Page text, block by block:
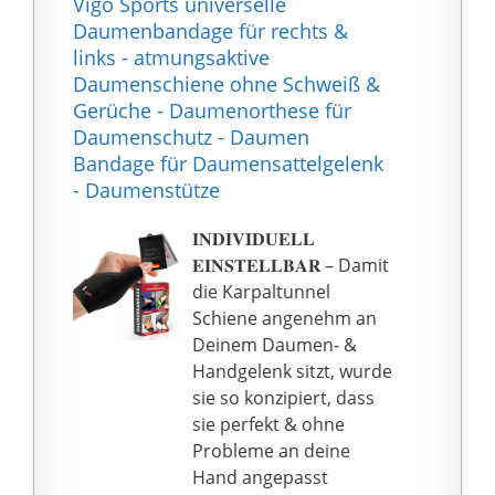
bequemer.
Bequem zu tragen:
Wenn Sie es mit
verschiedenen Arten
von Daumenstützen
verwenden, kann es die
direkte Reibung
reduzieren, so dass Sie
Perfekt für den
täglichen Gebrauch, wie
z.B. Kochen,
Handarbeit,
Gartenarbeit,
Volleyball, Basketball,
Tennis, Golf,
Badminton, Fitness,
Gewichtheben, Yoga,
und Aktivitäten im
den Daumen und das
Daumensattelgelenk in
einer neutralen
Position und
verhindern weitere
Verletzungen.
✅ ATMUNGSAKTIV: Das
Material ist ganz weich
und luftdurchlässig. Es
hilft dabei,
überschüssige Wärme
und Feuchtigkeit
freizusetzen und hält
Ihre Hand den ganzen
Tag trocken und
angenehm kühl.
✅ LINKS ODER RECHTS:
Die Daumenschiene
Daumenbandage für rechts &
links - atmungsaktive
Daumenschiene ohne Schweiß &
Gerüche - Daumenorthese für
Daumenschutz - Daumen
Bandage für Daumensattelgelenk
- Daumenstütze
𝐈𝐍𝐃𝐈𝐕𝐈𝐃𝐔𝐄𝐋𝐋
𝐄𝐈𝐍𝐒𝐓𝐄𝐋𝐋𝐁𝐀𝐑 – Damit
die Karpaltunnel
Schiene angenehm an
Deinem Daumen- &
Handgelenk sitzt, wurde
sie so konzipiert, dass
sie perfekt & ohne
Probleme an deine
Hand angepasst